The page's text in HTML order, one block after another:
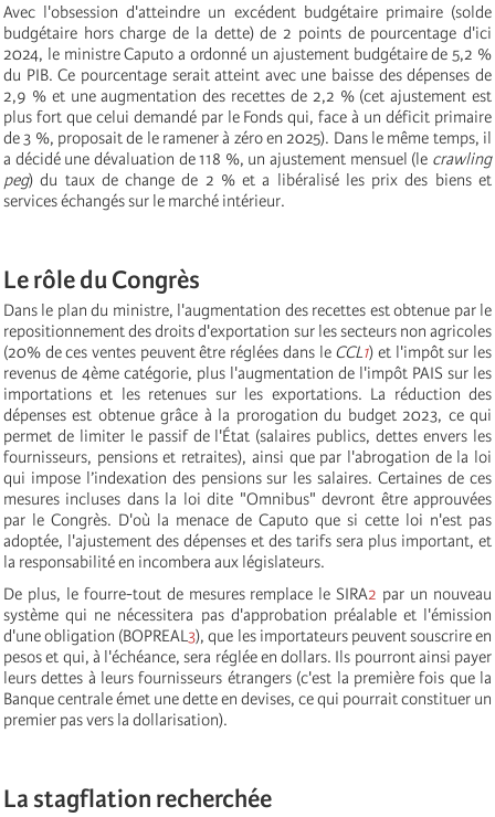
Avec l'obsession d'atteindre un excédent budgétaire primaire (solde
budgétaire hors charge de la dette) de 2 points de pourcentage d'ici
2024, le ministre Caputo a ordonné un ajustement budgétaire de 5,2 %
du PIB. Ce pourcentage serait atteint avec une baisse des dépenses de
2,9 % et une augmentation des recettes de 2,2 % (cet ajustement est
plus fort que celui demandé par le Fonds qui, face à un déficit primaire
de 3 %, proposait de le ramener à zéro en 2025). Dans le même temps, il
a décidé une dévaluation de 118 %, un ajustement mensuel (le crawling
peg) du taux de change de 2 % et a libéralisé les prix des biens et
services échangés sur le marché intérieur.
Le rôle du Congrès
Dans le plan du ministre, l'augmentation des recettes est obtenue par le
repositionnement des droits d'exportation sur les secteurs non agricoles
(20% de ces ventes peuvent être réglées dans le CCL1) et l'impôt sur les
revenus de 4ème catégorie, plus l'augmentation de l'impôt PAIS sur les
importations et les retenues sur les exportations. La réduction des
dépenses est obtenue grâce à la prorogation du budget 2023, ce qui
permet de limiter le passif de l'État (salaires publics, dettes envers les
fournisseurs, pensions et retraites), ainsi que par l'abrogation de la loi
qui impose l’indexation des pensions sur les salaires. Certaines de ces
mesures incluses dans la loi dite "Omnibus" devront être approuvées
par le Congrès. D'où la menace de Caputo que si cette loi n'est pas
adoptée, l'ajustement des dépenses et des tarifs sera plus important, et
la responsabilité en incombera aux législateurs.
De plus, le fourre-tout de mesures remplace le SIRA2 par un nouveau
système qui ne nécessitera pas d'approbation préalable et l'émission
d'une obligation (BOPREAL3), que les importateurs peuvent souscrire en
pesos et qui, à l'échéance, sera réglée en dollars. Ils pourront ainsi payer
leurs dettes à leurs fournisseurs étrangers (c'est la première fois que la
Banque centrale émet une dette en devises, ce qui pourrait constituer un
premier pas vers la dollarisation).
La stagflation recherchée